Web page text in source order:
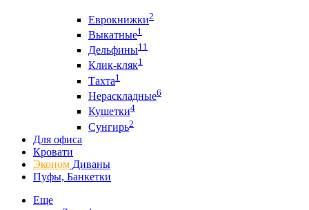
Еврокнижки2
Выкатные1
Дельфины11
Клик-кляк1
Тахта1
Нераскладные6
Кушетки4
Сунгирь2
Для офиса
Кровати
Эконом Диваны
Пуфы, Банкетки
Еще